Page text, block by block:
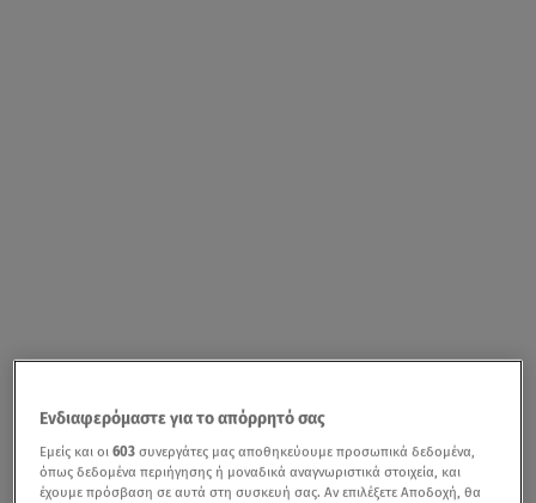
Ενδιαφερόμαστε για το απόρρητό σας
Εμείς και οι603 συνεργάτες μας αποθηκεύουμε προσωπικά δεδομένα,
όπως δεδομένα περιήγησης ή μοναδικά αναγνωριστικά στοιχεία, και
έχουμε πρόσβαση σε αυτά στη συσκευή σας. Αν επιλέξετε Αποδοχή, θα